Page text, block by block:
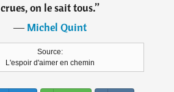
crues, on le sait tous.”
―Michel Quint
Source:
L'espoir d'aimer en chemin